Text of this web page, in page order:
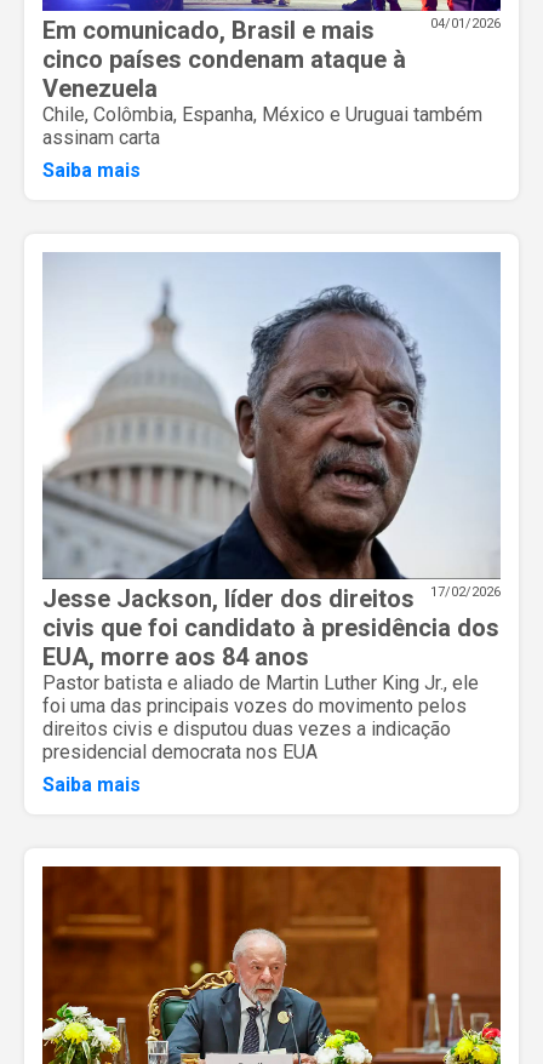
04/01/2026
Em comunicado, Brasil e mais
cinco países condenam ataque à
Venezuela
Chile, Colômbia, Espanha, México e Uruguai também
assinam carta
Saiba mais
17/02/2026
Jesse Jackson, líder dos direitos
civis que foi candidato à presidência dos
EUA, morre aos 84 anos
Pastor batista e aliado de Martin Luther King Jr., ele
foi uma das principais vozes do movimento pelos
direitos civis e disputou duas vezes a indicação
presidencial democrata nos EUA
Saiba mais